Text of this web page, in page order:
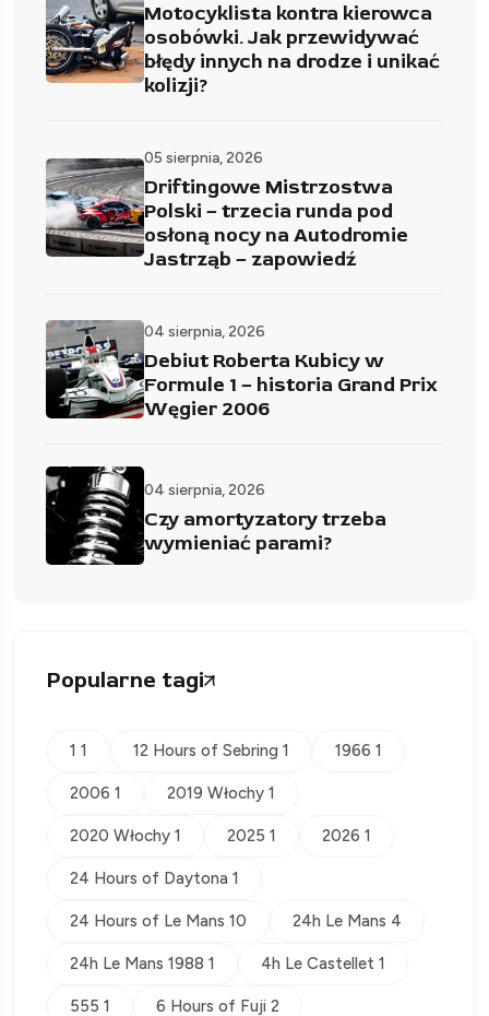
Motocyklista kontra kierowca
osobówki. Jak przewidywać
błędy innych na drodze i unikać
kolizji?
05 sierpnia, 2026
Driftingowe Mistrzostwa
Polski – trzecia runda pod
osłoną nocy na Autodromie
Jastrząb – zapowiedź
04 sierpnia, 2026
Debiut Roberta Kubicy w
Formule 1 – historia Grand Prix
Węgier 2006
04 sierpnia, 2026
Czy amortyzatory trzeba
wymieniać parami?
Popularne tagi
1 1 12 Hours of Sebring 1 1966 1
2006 1 2019 Włochy 1
2020 Włochy 1 2025 1 2026 1
24 Hours of Daytona 1
24 Hours of Le Mans 10 24h Le Mans 4
24h Le Mans 1988 1 4h Le Castellet 1
555 1 6 Hours of Fuji 2